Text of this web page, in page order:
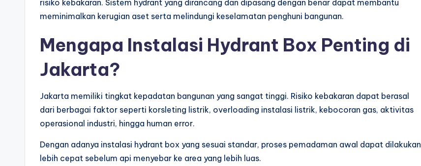
risiko kebakaran. Sistem hydrant yang dirancang dan dipasang dengan benar dapat membantu
meminimalkan kerugian aset serta melindungi keselamatan penghuni bangunan.
Mengapa Instalasi Hydrant Box Penting di
Jakarta?
Jakarta memiliki tingkat kepadatan bangunan yang sangat tinggi. Risiko kebakaran dapat berasal
dari berbagai faktor seperti korsleting listrik, overloading instalasi listrik, kebocoran gas, aktivitas
operasional industri, hingga human error.
Dengan adanya instalasi hydrant box yang sesuai standar, proses pemadaman awal dapat dilakukan
lebih cepat sebelum api menyebar ke area yang lebih luas.